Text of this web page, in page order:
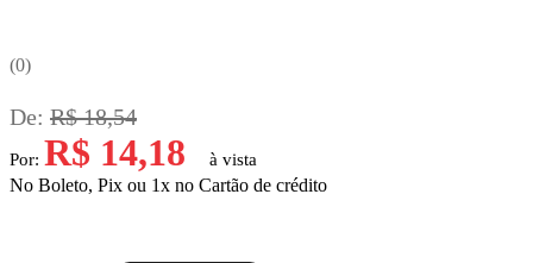
0
De: R$ 18,54
Por: R$ 14,18
No Boleto, Pix ou 1x no Cartão de crédito